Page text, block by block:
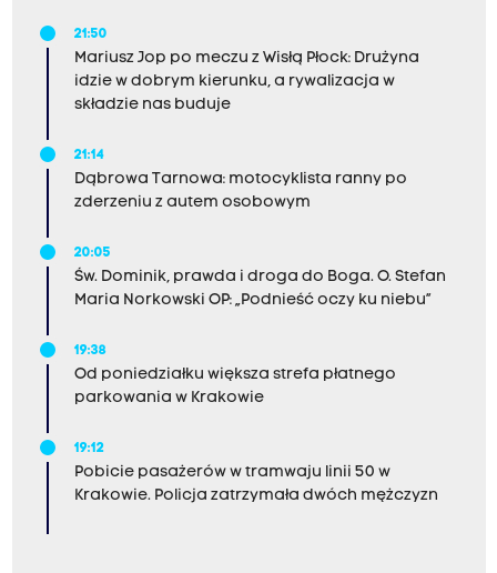
21:50
Mariusz Jop po meczu z Wisłą Płock: Drużyna
idzie w dobrym kierunku, a rywalizacja w
składzie nas buduje
21:14
Dąbrowa Tarnowa: motocyklista ranny po
zderzeniu z autem osobowym
20:05
Św. Dominik, prawda i droga do Boga. O. Stefan
Maria Norkowski OP: „Podnieść oczy ku niebu”
19:38
Od poniedziałku większa strefa płatnego
parkowania w Krakowie
19:12
Pobicie pasażerów w tramwaju linii 50 w
Krakowie. Policja zatrzymała dwóch mężczyzn